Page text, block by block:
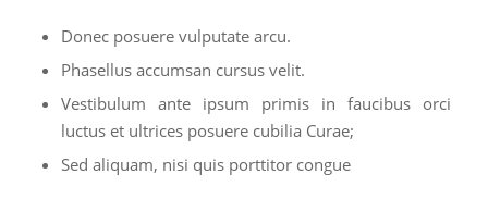
Donec posuere vulputate arcu.
Phasellus accumsan cursus velit.
Vestibulum ante ipsum primis in faucibus orci
luctus et ultrices posuere cubilia Curae;
Sed aliquam, nisi quis porttitor congue